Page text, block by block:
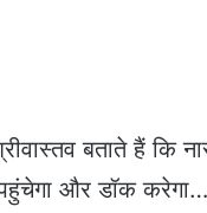
बताते हैं कि
और डॉक करेगा…